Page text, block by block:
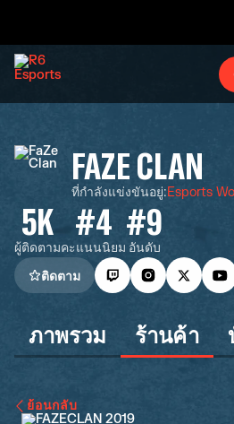
FAZE CLAN
ที่กำลังแข่งขันอยู่:Esports
5K
ผู้ติดตาม
#4
คะแนนนิยม
#9
อันดับ
ติดตาม
ภาพรวม ร้านค้า
ย้อนกลับ